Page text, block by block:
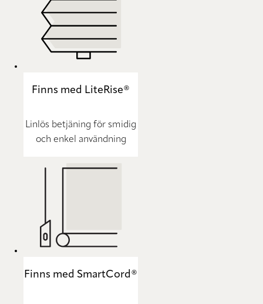
Finns med LiteRise®
Linlös betjäning för smidig
och enkel användning
Finns med SmartCord®